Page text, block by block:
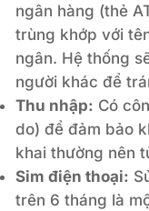
ngân hàng (thẻ
trùng khớp với
ngân. Hệ thống
người khác để
Thu nhập: Có
do) để đảm bảo
khai thường nên
Sim điện thoại:
trên 6 tháng là